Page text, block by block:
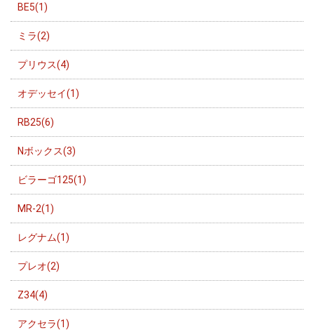
BE5(1)
ミラ(2)
プリウス(4)
オデッセイ(1)
RB25(6)
Nボックス(3)
ビラーゴ125(1)
MR-2(1)
レグナム(1)
プレオ(2)
Z34(4)
アクセラ(1)